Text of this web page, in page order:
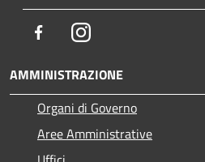
FacebookInstagram
AMMINISTRAZIONE
Organi di Governo
Aree Amministrative